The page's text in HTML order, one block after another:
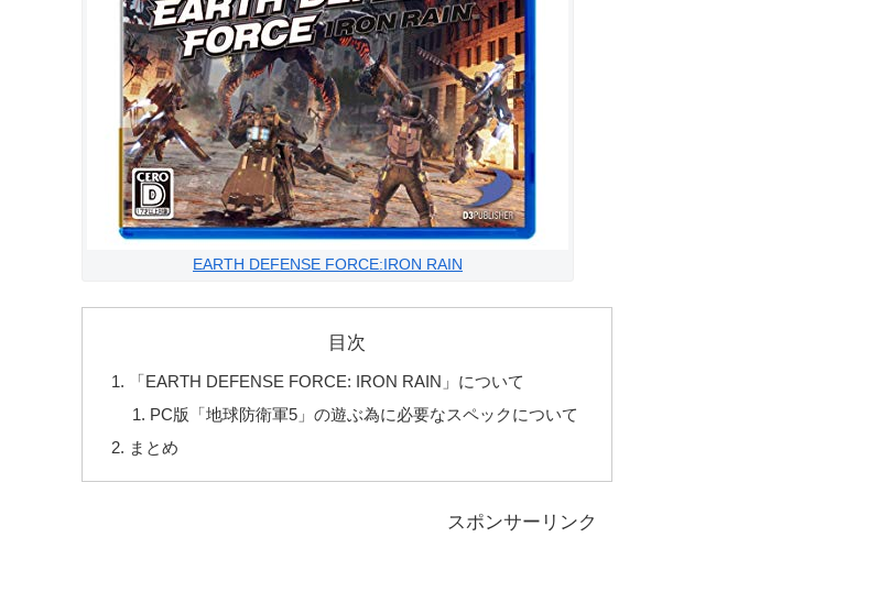
EARTH DEFENSE FORCE:IRON RAIN
目次
「EARTH DEFENSE FORCE: IRON RAIN」について
PC版「地球防衛軍5」の遊ぶ為に必要なスペックについて
まとめ
スポンサーリンク